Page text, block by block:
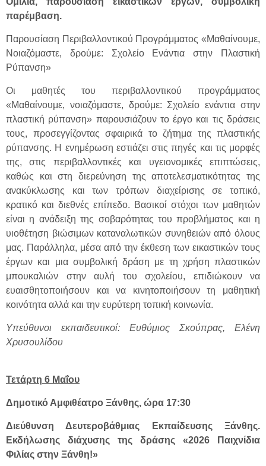
παρέμβαση.
Παρουσίαση Περιβαλλοντικού Προγράμματος «Μαθαίνουμε,
Νοιαζόμαστε, δρούμε: Σχολείο Ενάντια στην Πλαστική
Ρύπανση»
Οι μαθητές του περιβαλλοντικού προγράμματος
«Μαθαίνουμε, νοιαζόμαστε, δρούμε: Σχολείο ενάντια στην
πλαστική ρύπανση» παρουσιάζουν το έργο και τις δράσεις
τους, προσεγγίζοντας σφαιρικά το ζήτημα της πλαστικής
ρύπανσης. Η ενημέρωση εστιάζει στις πηγές και τις μορφές
της, στις περιβαλλοντικές και υγειονομικές επιπτώσεις,
καθώς και στη διερεύνηση της αποτελεσματικότητας της
ανακύκλωσης και των τρόπων διαχείρισης σε τοπικό,
κρατικό και διεθνές επίπεδο. Βασικοί στόχοι των μαθητών
είναι η ανάδειξη της σοβαρότητας του προβλήματος και η
υιοθέτηση βιώσιμων καταναλωτικών συνηθειών από όλους
μας. Παράλληλα, μέσα από την έκθεση των εικαστικών τους
έργων και μια συμβολική δράση με τη χρήση πλαστικών
μπουκαλιών στην αυλή του σχολείου, επιδιώκουν να
ευαισθητοποιήσουν και να κινητοποιήσουν τη μαθητική
κοινότητα αλλά και την ευρύτερη τοπική κοινωνία.
Υπεύθυνοι εκπαιδευτικοί: Ευθύμιος Σκούπρας, Ελένη
Χρυσουλίδου
Τετάρτη 6 Μαΐου
Δημοτικό Αμφιθέατρο Ξάνθης, ώρα 17:30
Διεύθυνση Δευτεροβάθμιας Εκπαίδευσης Ξάνθης.
Εκδήλωσης διάχυσης της δράσης «2026 Παιχνίδια
Φιλίας στην Ξάνθη!»